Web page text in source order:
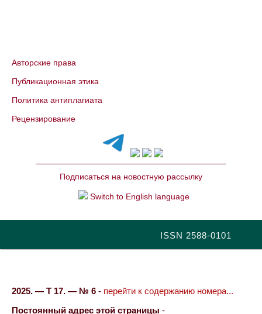
Авторские права
Публикационная этика
Политика антиплагиата
Рецензирование
Подписаться на новостную рассылку
Switch to English language
ISSN 2588-0101
2025. — Т 17. — № 6 - перейти к содержанию номера...
Постоянный адрес этой страницы -